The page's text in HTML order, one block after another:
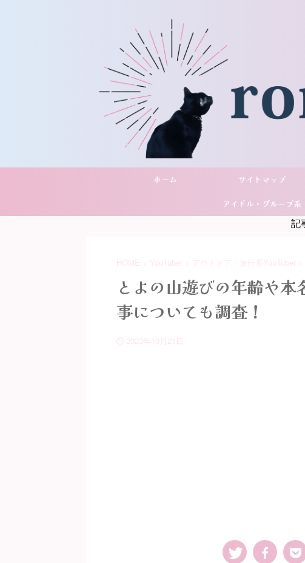
ホーム サイトマップ
アイドル・グループ系
記
HOME > YouTuber > アウトドア・旅行系YouTuber >
とよの山遊びの年齢や
事についても調査！
2023年10月21日